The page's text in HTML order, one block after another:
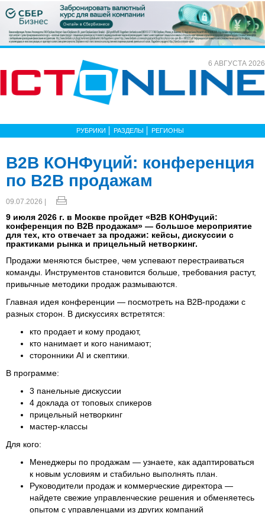
6 АВГУСТА 2026
РУБРИКИ РАЗДЕЛЫ РЕГИОНЫ
B2B КОНФуций: конференция
по B2B продажам
09.07.2026 |
9 июля 2026 г. в Москве пройдет «B2B КОНФуций:
конференция по B2B продажам» — большое мероприятие
для тех, кто отвечает за продажи: кейсы, дискуссии с
практиками рынка и прицельный нетворкинг.
Продажи меняются быстрее, чем успевают перестраиваться
команды. Инструментов становится больше, требования растут,
привычные методики продаж размываются.
Главная идея конференции — посмотреть на B2B-продажи с
разных сторон. В дискуссиях встретятся:
кто продает и кому продают,
кто нанимает и кого нанимают;
сторонники AI и скептики.
В программе:
3 панельные дискуссии
4 доклада от топовых спикеров
прицельный нетворкинг
мастер-классы
Для кого:
Менеджеры по продажам — узнаете, как адаптироваться
к новым условиям и стабильно выполнять план.
Руководители продаж и коммерческие директора —
найдете свежие управленческие решения и обменяетесь
опытом с управленцами из других компаний